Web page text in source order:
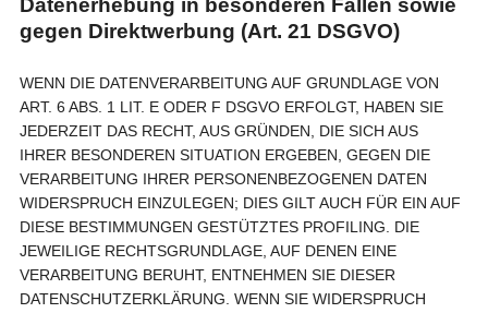
Datenerhebung in besonderen Fällen sowie
gegen Direktwerbung (Art. 21 DSGVO)
WENN DIE DATENVERARBEITUNG AUF GRUNDLAGE VON
ART. 6 ABS. 1 LIT. E ODER F DSGVO ERFOLGT, HABEN SIE
JEDERZEIT DAS RECHT, AUS GRÜNDEN, DIE SICH AUS
IHRER BESONDEREN SITUATION ERGEBEN, GEGEN DIE
VERARBEITUNG IHRER PERSONENBEZOGENEN DATEN
WIDERSPRUCH EINZULEGEN; DIES GILT AUCH FÜR EIN AUF
DIESE BESTIMMUNGEN GESTÜTZTES PROFILING. DIE
JEWEILIGE RECHTSGRUNDLAGE, AUF DENEN EINE
VERARBEITUNG BERUHT, ENTNEHMEN SIE DIESER
DATENSCHUTZERKLÄRUNG. WENN SIE WIDERSPRUCH